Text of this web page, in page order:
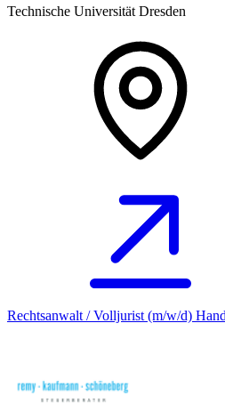
Technische Universität Dresden
Rechtsanwalt / Volljurist (m/w/d)